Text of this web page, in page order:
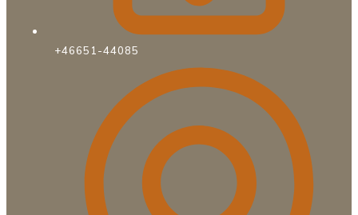
+46651-44085